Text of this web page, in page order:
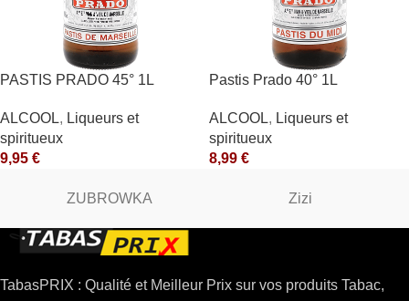
PASTIS PRADO 45° 1L
ALCOOL, Liqueurs et
spiritueux
9,95 €
Pastis Prado 40° 1L
ALCOOL, Liqueurs et
spiritueux
8,99 €
ZUBROWKA Zizi
TabasPRIX : Qualité et Meilleur Prix sur vos produits Tabac,